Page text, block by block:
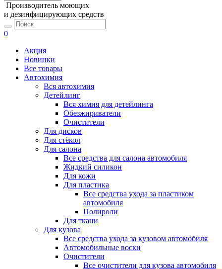
Производитель моющих
и дезинфицирующих средств
0
Акция
Новинки
Все товары
Автохимия
Вся автохимия
Детейлинг
Вся химия для детейлинга
Обезжириватели
Очистители
Для дисков
Для стёкол
Для салона
Все средства для салона автомобиля
Жидкий силикон
Для кожи
Для пластика
Все средства ухода за пластиком
автомобиля
Полироли
Для ткани
Для кузова
Все средства ухода за кузовом автомобиля
Автомобильные воски
Очистители
Все очистители для кузова автомобиля